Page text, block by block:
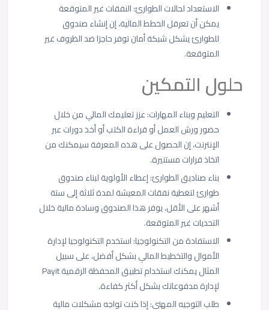
الاستعداد لحالات الطوارئ: النفقات غير المتوقعة
يمكن أن تعرقل الخطط المالية، إن إنشاء صندوق
للطوارئ يشكل شبكة أمان توفر حاجزا ضد الظروف غير
المتوقعة.
حلول التمكين
التعليم وبناء المهارات: عزز تعليمك المالي من خلال
حضور ورش العمل أو قراءة الكتب أو أخذ دورات عبر
الإنترنت، إن الحصول على هذه المعرفة سيمكنك من
اتخاذ قرارات مستنيرة.
بناء صناديق الطوارئ: إعطاء الأولوية لبناء صندوق
طوارئ لتغطية نفقات المعيشة لمدة ثلاثة إلى ستة
أشهر على الأقل، يوفر هذا الصندوق وسادة مالية خلال
التحديات غير المتوقعة.
الاستفادة من التكنولوجيا: استخدم التكنولوجيا لإدارة
الأموال والتخطيط المالي بشكل أفضل، على سبيل
المثال يمكنك استخدام تطبيق المحفظة الرقمية Payit
لإدارة مدفوعاتك بشكل أكثر كفاءة.
طلب التوجيه المهني: إذا كنت تواجه مشكلات مالية